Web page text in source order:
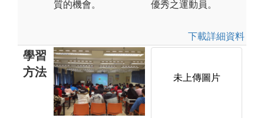
質的機會。
優秀之運動員。
下載詳細資料
學習
方法
未上傳圖片